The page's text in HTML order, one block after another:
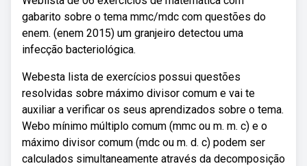
gabarito sobre o tema mmc/mdc com questões do
enem. (enem 2015) um granjeiro detectou uma
infecção bacteriológica.
Webesta lista de exercícios possui questões
resolvidas sobre máximo divisor comum e vai te
auxiliar a verificar os seus aprendizados sobre o tema.
Webo mínimo múltiplo comum (mmc ou m. m. c) e o
máximo divisor comum (mdc ou m. d. c) podem ser
calculados simultaneamente através da decomposição